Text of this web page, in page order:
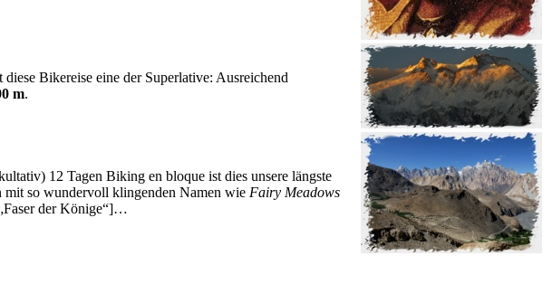
Bikereise eine der Superlative: Ausreichend
m.
12 Tagen Biking en bloque ist dies unsere längste
mit so wundervoll klingenden Namen wie Fairy Meadows
der Könige“]…